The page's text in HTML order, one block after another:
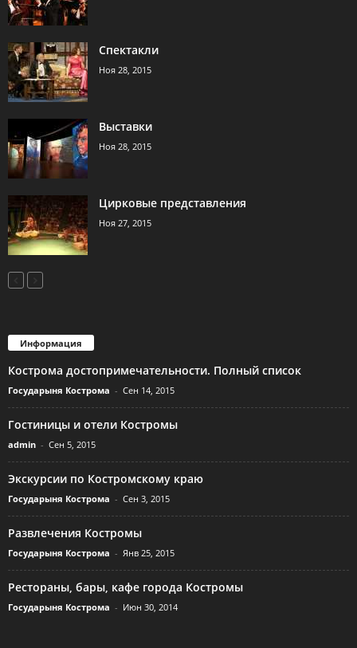
Спектакли
Ноя 28, 2015
Выставки
Ноя 28, 2015
Цирковые представления
Ноя 27, 2015
Информация
Кострома достопримечательности. Полный список
Государыня Кострома - Сен 14, 2015
Гостиницы и отели Костромы
admin - Сен 5, 2015
Экскурсии по Костромскому краю
Государыня Кострома - Сен 3, 2015
Развлечения Костромы
Государыня Кострома - Янв 25, 2015
Рестораны, бары, кафе города Костромы
Государыня Кострома - Июн 30, 2014